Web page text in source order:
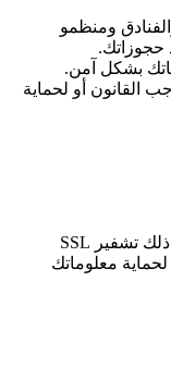
ومنظمو
حجوزاتك.
بشكل آمن.
القانون أو لحماية
نطبق إجراءات أمنية بمعايير الصناعة بما في ذلك تشفير SSL
معلوماتك